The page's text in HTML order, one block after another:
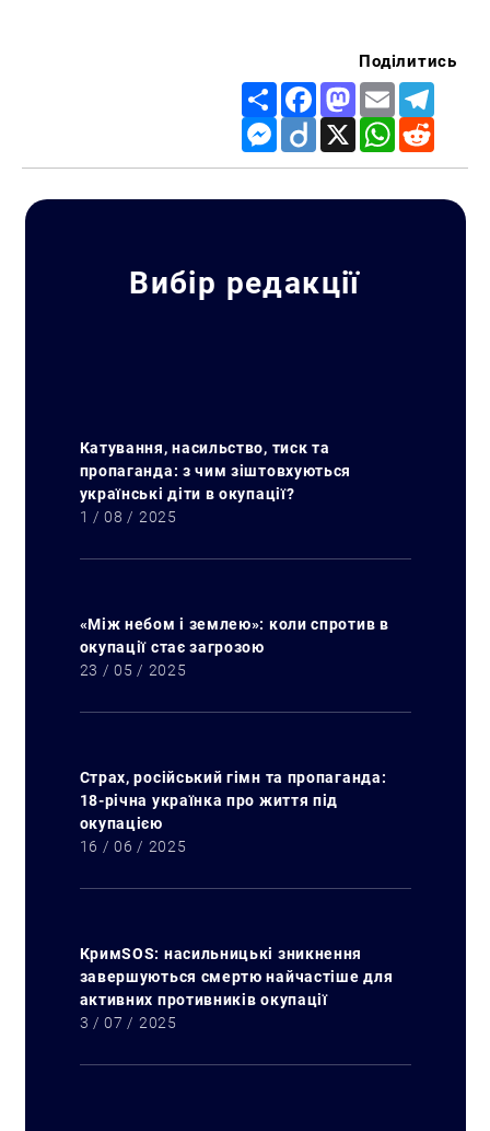
Поділитись
Share FacebookMastodon
Email
Messenger
Diigo X WhatsApp
Вибір редакції
Катування, насильство, тиск та
пропаганда: з чим зіштовхуються
українські діти в окупації?
1 / 08 / 2025
«Між небом і землею»: коли спротив в
окупації стає загрозою
23 / 05 / 2025
Страх, російський гімн та пропаганда:
18-річна українка про життя під
окупацією
16 / 06 / 2025
КримSOS: насильницькі зникнення
завершуються смертю найчастіше для
активних противників окупації
3 / 07 / 2025